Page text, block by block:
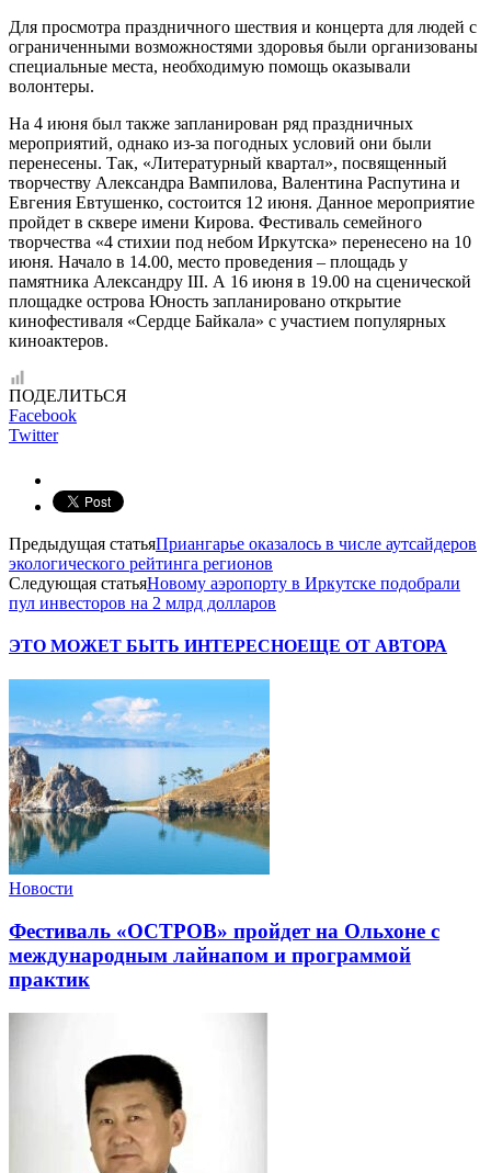
Для просмотра праздничного шествия и концерта для людей с
ограниченными возможностями здоровья были организованы
специальные места, необходимую помощь оказывали
волонтеры.
На 4 июня был также запланирован ряд праздничных
мероприятий, однако из-за погодных условий они были
перенесены. Так, «Литературный квартал», посвященный
творчеству Александра Вампилова, Валентина Распутина и
Евгения Евтушенко, состоится 12 июня. Данное мероприятие
пройдет в сквере имени Кирова. Фестиваль семейного
творчества «4 стихии под небом Иркутска» перенесено на 10
июня. Начало в 14.00, место проведения – площадь у
памятника Александру III. А 16 июня в 19.00 на сценической
площадке острова Юность запланировано открытие
кинофестиваля «Сердце Байкала» с участием популярных
киноактеров.
ПОДЕЛИТЬСЯ
Facebook
Twitter
Предыдущая статьяПриангарье оказалось в числе аутсайдеров
экологического рейтинга регионов
Следующая статьяНовому аэропорту в Иркутске подобрали
пул инвесторов на 2 млрд долларов
ЭТО МОЖЕТ БЫТЬ ИНТЕРЕСНОЕЩЕ ОТ АВТОРА
Новости
Фестиваль «ОСТРОВ» пройдет на Ольхоне с
международным лайнапом и программой
практик